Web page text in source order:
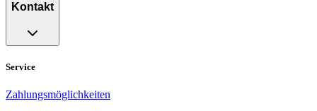
Kontakt
Service
Zahlungsmöglichkeiten